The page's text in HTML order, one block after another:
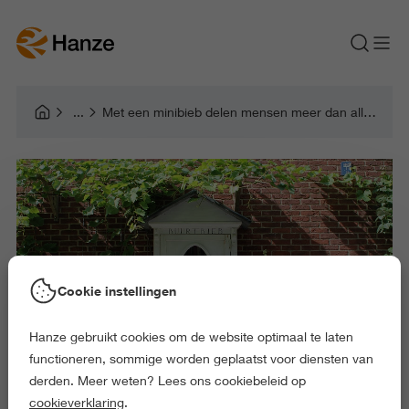
Met een minibieb delen mensen meer dan alleen boeken
Cookie instellingen
Hanze gebruikt cookies om de website optimaal te laten
functioneren, sommige worden geplaatst voor diensten van
derden. Meer weten? Lees ons cookiebeleid op
cookieverklaring.